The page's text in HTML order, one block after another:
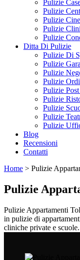
Pulizie
Pulizie
Pulizie
Pulizie
Pulizie
Ditta Di Pulizie
Pulizie Di
Pulizie
Pulizie
Pulizie
Pulizie
Pulizie
Pulizie
Pulizie
Pulizie
Blog
Recensioni
Contatti
Home > Pulizie
Pulizie
Pulizie Appartamenti
in pulizie di
cliniche private e scuole.